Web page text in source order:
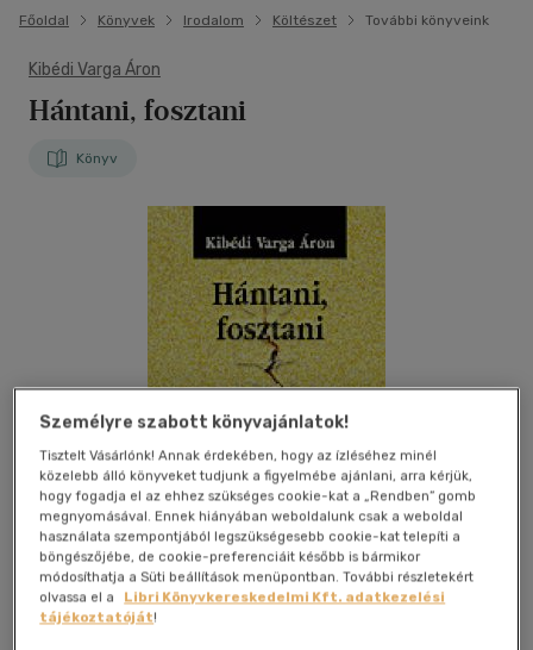
Főoldal Könyvek Irodalom Költészet További könyveink
Kibédi Varga Áron
Hántani, fosztani
Könyv
Kívánságlistához adom Megosztom
Személyre szabott könyvajánlatok!
Tisztelt Vásárlónk! Annak érdekében, hogy az ízléséhez minél
közelebb álló könyveket tudjunk a figyelmébe ajánlani, arra kérjük,
hogy fogadja el az ehhez szükséges cookie-kat a „Rendben” gomb
megnyomásával. Ennek hiányában weboldalunk csak a weboldal
használata szempontjából legszükségesebb cookie-kat telepíti a
böngészőjébe, de cookie-preferenciáit később is bármikor
módosíthatja a Süti beállítások menüpontban. További részletekért
olvassa el a
Libri Könyvkereskedelmi Kft. adatkezelési
tájékoztatóját!